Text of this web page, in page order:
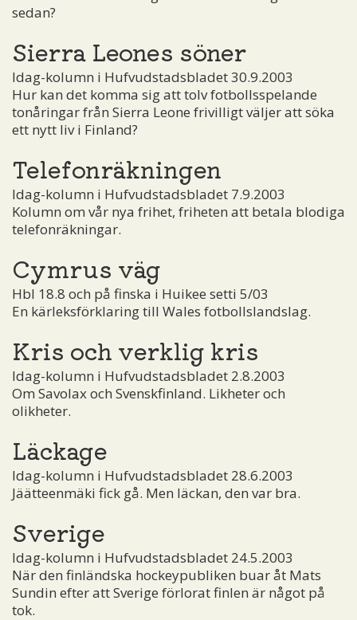
sedan?
Sierra Leones söner
Idag-kolumn i Hufvudstadsbladet 30.9.2003
Hur kan det komma sig att tolv fotbollsspelande
tonåringar från Sierra Leone frivilligt väljer att söka
ett nytt liv i Finland?
Telefonräkningen
Idag-kolumn i Hufvudstadsbladet 7.9.2003
Kolumn om vår nya frihet, friheten att betala blodiga
telefonräkningar.
Cymrus väg
Hbl 18.8 och på finska i Huikee setti 5/03
En kärleksförklaring till Wales fotbollslandslag.
Kris och verklig kris
Idag-kolumn i Hufvudstadsbladet 2.8.2003
Om Savolax och Svenskfinland. Likheter och
olikheter.
Läckage
Idag-kolumn i Hufvudstadsbladet 28.6.2003
Jäätteenmäki fick gå. Men läckan, den var bra.
Sverige
Idag-kolumn i Hufvudstadsbladet 24.5.2003
När den finländska hockeypubliken buar åt Mats
Sundin efter att Sverige förlorat finlen är något på
tok.